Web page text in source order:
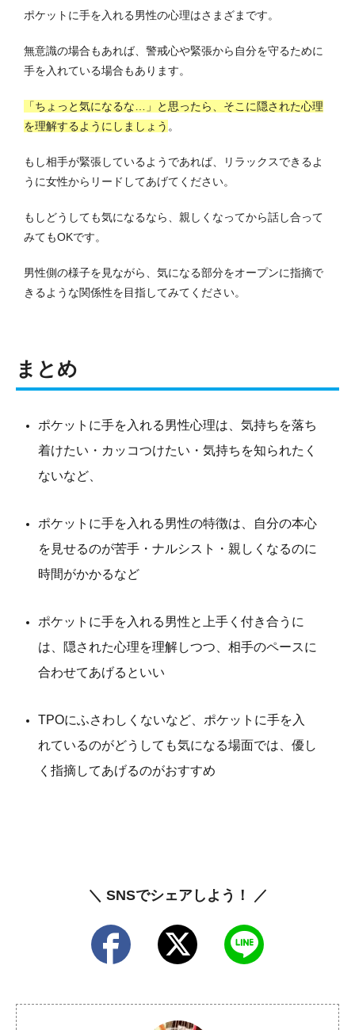
ポケットに手を入れる男性の心理はさまざまです。
無意識の場合もあれば、警戒心や緊張から自分を守るために
手を入れている場合もあります。
「ちょっと気になるな…」と思ったら、そこに隠された心理
を理解するようにしましょう 。
もし相手が緊張しているようであれば、リラックスできるよ
うに女性からリードしてあげてください。
もしどうしても気になるなら、親しくなってから話し合って
みてもOKです。
男性側の様子を見ながら、気になる部分をオープンに指摘で
きるような関係性を目指してみてください。
まとめ
ポケットに手を入れる男性心理は、気持ちを落ち
着けたい・カッコつけたい・気持ちを知られたく
ないなど、
ポケットに手を入れる男性の特徴は、自分の本心
を見せるのが苦手・ナルシスト・親しくなるのに
時間がかかるなど
ポケットに手を入れる男性と上手く付き合うに
は、隠された心理を理解しつつ、相手のペースに
合わせてあげるといい
TPOにふさわしくないなど、ポケットに手を入
れているのがどうしても気になる場面では、優し
く指摘してあげるのがおすすめ
＼ SNSでシェアしよう！ ／